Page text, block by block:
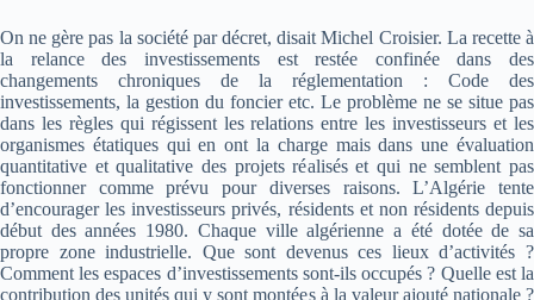
On ne gère pas la société par décret, disait Michel Croisier. La recette à
la relance des investissements est restée confinée dans des
changements chroniques de la réglementation : Code des
investissements, la gestion du foncier etc. Le problème ne se situe pas
dans les règles qui régissent les relations entre les investisseurs et les
organismes étatiques qui en ont la charge mais dans une évaluation
quantitative et qualitative des projets réalisés et qui ne semblent pas
fonctionner comme prévu pour diverses raisons. L’Algérie tente
d’encourager les investisseurs privés, résidents et non résidents depuis
début des années 1980. Chaque ville algérienne a été dotée de sa
propre zone industrielle. Que sont devenus ces lieux d’activités ?
Comment les espaces d’investissements sont-ils occupés ? Quelle est la
contribution des unités qui y sont montées à la valeur ajouté nationale ?